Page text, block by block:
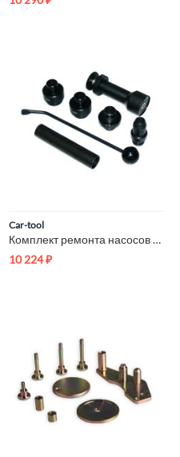
Car-tool
Комплект ремонта насосов Common Rail Delphi Car-Tool CT-0128S26
10 224₽